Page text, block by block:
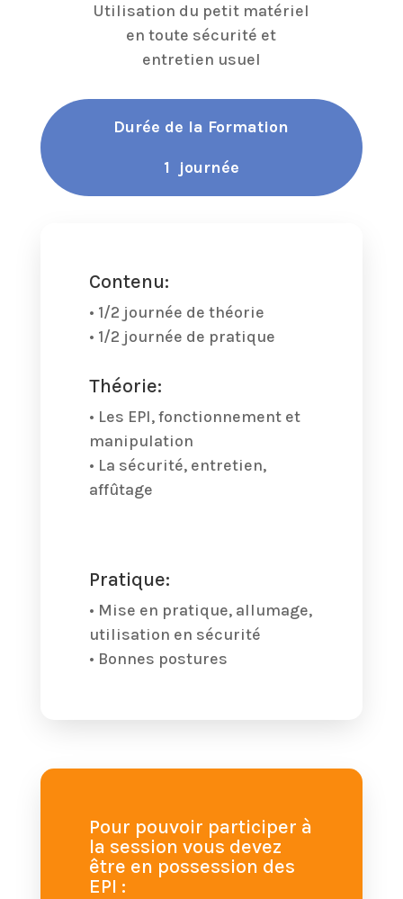
Utilisation du petit matériel
en toute sécurité et
entretien usuel
Durée de la Formation
1 journée
Contenu:
• 1/2 journée de théorie
• 1/2 journée de pratique
Théorie:
• Les EPI, fonctionnement et
manipulation
• La sécurité, entretien,
affûtage
Pratique:
• Mise en pratique, allumage,
utilisation en sécurité
• Bonnes postures
Pour pouvoir participer à
la session vous devez
être en possession des
EPI :